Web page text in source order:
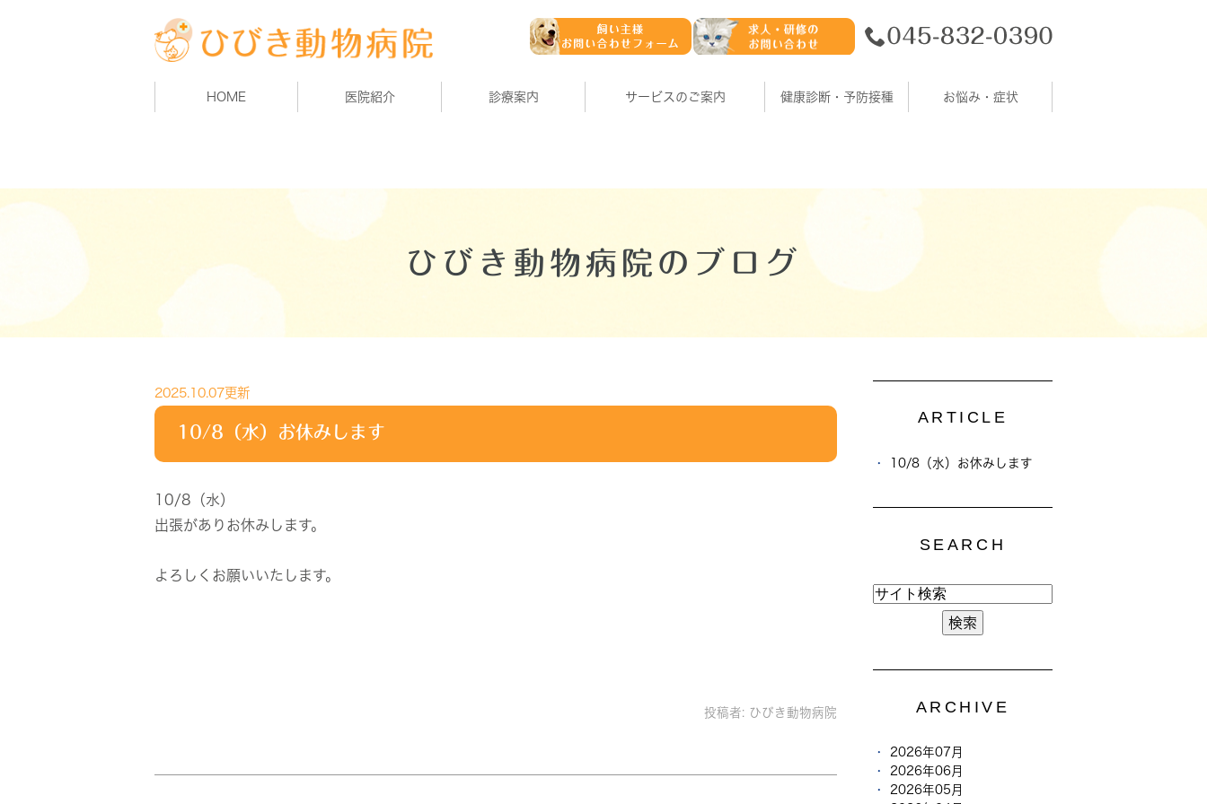
HOME 医院紹介 診療案内 サービスのご案内 健康診断・予防接種 お悩み・症状
ひびき動物病院のブログ
2025.10.07更新
10/8（水）お休みします
10/8（水）
出張がありお休みします。
よろしくお願いいたします。
投稿者: ひびき動物病院
ARTICLE
10/8（水）お休みします
SEARCH
ARCHIVE
2026年07月
2026年06月
2026年05月